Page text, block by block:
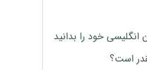
خود را بدانید